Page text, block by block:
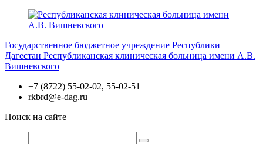
Перейти
Государственное бюджетное учреждение Республики
Дагестан Республиканская клиническая больница имени А.В.
Вишневского
+7 (8722) 55-02-02, 55-02-51
rkbrd@e-dag.ru
Поиск на сайте